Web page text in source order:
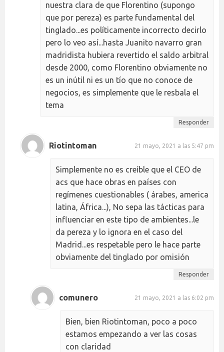
nuestra clara de que Florentino (supongo
que por pereza) es parte fundamental del
tinglado...es políticamente incorrecto decirlo
pero lo veo así...hasta Juanito navarro gran
madridista hubiera revertido el saldo arbitral
desde 2000, como Florentino obviamente no
es un inútil ni es un tío que no conoce de
negocios, es simplemente que le resbala el
tema
Responder
Riotintoman 21 mayo, 2021 a las 5:47 pm
Simplemente no es creíble que el CEO de
acs que hace obras en países con
regímenes cuestionables ( árabes, america
latina, África...), No sepa las tácticas para
influenciar en este tipo de ambientes...le
da pereza y lo ignora en el caso del
Madrid...es respetable pero le hace parte
obviamente del tinglado por omisión
Responder
comunero 21 mayo, 2021 a las 6:02 pm
Bien, bien Riotintoman, poco a poco
estamos empezando a ver las cosas
con claridad